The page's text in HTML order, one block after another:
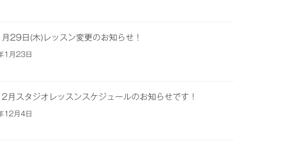
29日(木)レッスン変更のお知らせ！
1月23日
スタジオレッスンスケジュールのお知らせです！
12月4日